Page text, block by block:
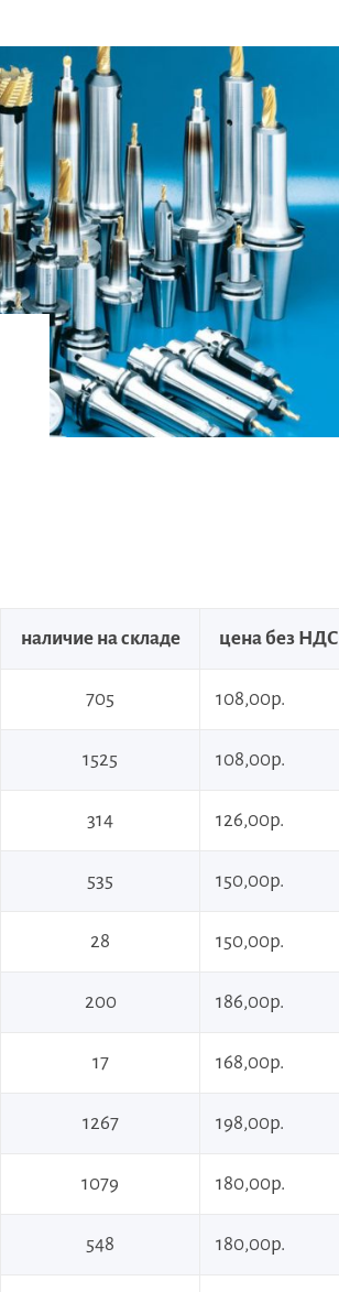
наличие на складе цена без НДС
705 108,00р.
1525 108,00р.
314 126,00р.
535 150,00р.
28 150,00р.
200 186,00р.
17 168,00р.
1267 198,00р.
1079 180,00р.
548 180,00р.